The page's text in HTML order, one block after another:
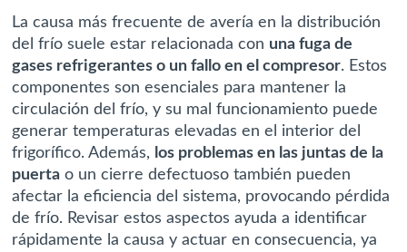
La causa más frecuente de avería en la distribución
del frío suele estar relacionada con una fuga de
gases refrigerantes o un fallo en el compresor. Estos
componentes son esenciales para mantener la
circulación del frío, y su mal funcionamiento puede
generar temperaturas elevadas en el interior del
frigorífico. Además, los problemas en las juntas de la
puerta o un cierre defectuoso también pueden
afectar la eficiencia del sistema, provocando pérdida
de frío. Revisar estos aspectos ayuda a identificar
rápidamente la causa y actuar en consecuencia, ya